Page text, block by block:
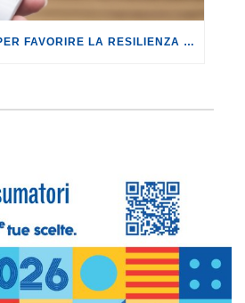
UN MANIFESTO PER FAVORIRE LA RESILIENZA CLIMATICA.